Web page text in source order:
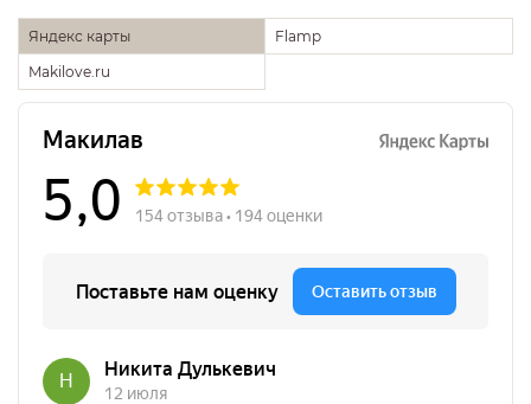
Яндекс карты
Flamp
Makilove.ru